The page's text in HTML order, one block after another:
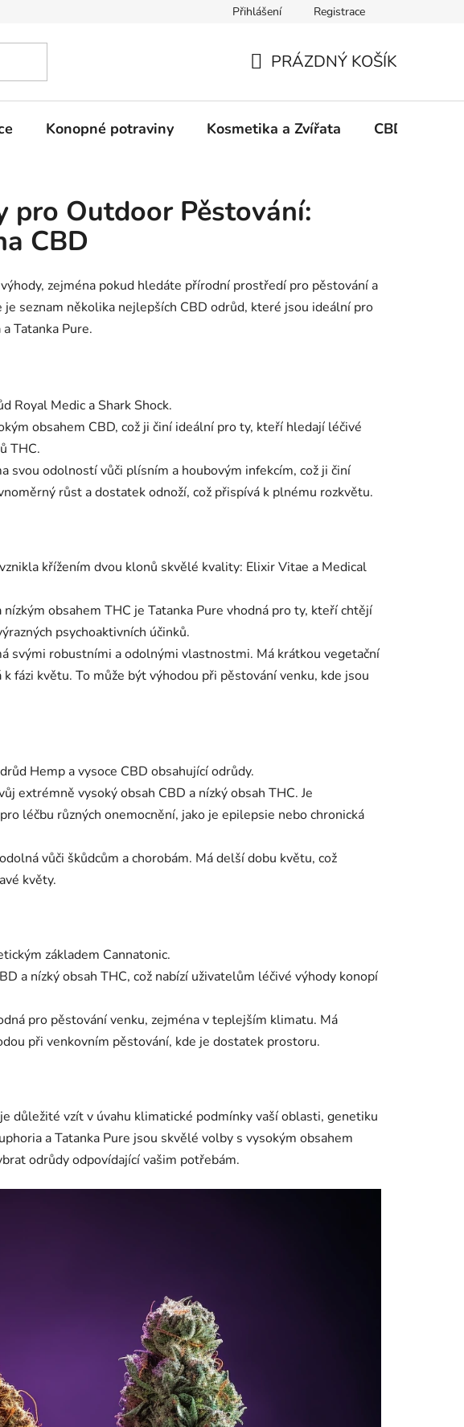
Přihlášení Registrace
KOŠÍK
PRÁZDNÝ KOŠÍK
Konopné potraviny Kosmetika a Zvířata CBD
pro Outdoor Pěstování:
CBD
zejména pokud hledáte přírodní prostředí pro pěstování a
seznam několika nejlepších CBD odrůd, které jsou ideální pro
Tatanka Pure.
Royal Medic a Shark Shock.
obsahem CBD, což ji činí ideální pro ty, kteří hledají léčivé
THC.
svou odolností vůči plísním a houbovým infekcím, což ji činí
růst a dostatek odnoží, což přispívá k plnému rozkvětu.
křížením dvou klonů skvělé kvality: Elixir Vitae a Medical
obsahem THC je Tatanka Pure vhodná pro ty, kteří chtějí
psychoaktivních účinků.
svými robustními a odolnými vlastnostmi. Má krátkou vegetační
fázi květu. To může být výhodou při pěstování venku, kde jsou
Hemp a vysoce CBD obsahující odrůdy.
extrémně vysoký obsah CBD a nízký obsah THC. Je
léčbu různých onemocnění, jako je epilepsie nebo chronická
vůči škůdcům a chorobám. Má delší dobu květu, což
květy.
základem Cannatonic.
a nízký obsah THC, což nabízí uživatelům léčivé výhody konopí
pro pěstování venku, zejména v teplejším klimatu. Má
při venkovním pěstování, kde je dostatek prostoru.
důležité vzít v úvahu klimatické podmínky vaší oblasti, genetiku
a Tatanka Pure jsou skvělé volby s vysokým obsahem
odrůdy odpovídající vašim potřebám.